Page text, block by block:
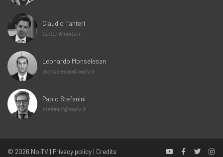
Claudio Tanteri
tanteri@noitv.it
Leonardo Monselesan
monselesan@noitv.it
Paolo Stefanini
stefanini@noitv.it
© 2026 NoiTV | Privacy policy | Credits